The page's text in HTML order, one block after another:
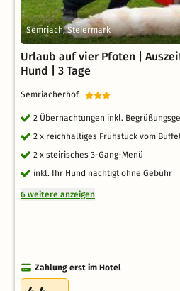
Semriach, Steiermark
Urlaub auf vier Pfoten |
Hund | 3 Tage
Semriacherhof
2 Übernachtungen inkl.
2 x reichhaltiges Frühstück vom
2 x steirisches 3-Gang-Menü
inkl. Ihr Hund nächtigt ohne Gebühr
6 weitere anzeigen
Zahlung erst im Hotel